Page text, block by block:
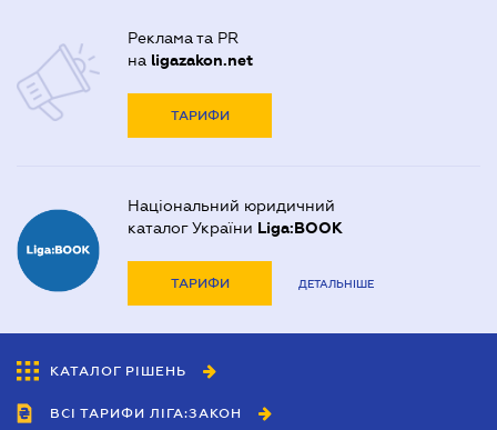
Реклама та PR
на ligazakon.net
ТАРИФИ
Національний юридичний
каталог України Liga:BOOK
ТАРИФИ ДЕТАЛЬНІШЕ
КАТАЛОГ РІШЕНЬ
ВСІ ТАРИФИ ЛІГА:ЗАКОН